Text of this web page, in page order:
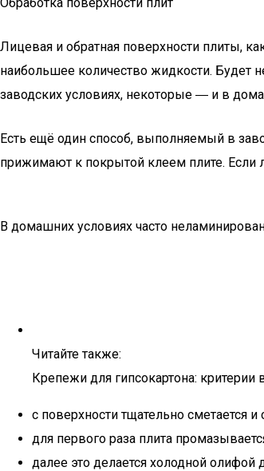
Лицевая и обратная поверхности плиты,
наибольшее количество жидкости. Будет
заводских условиях, некоторые ― и в
Есть ещё один способ, выполняемый в
прижимают к покрытой клеем плите.
В домашних условиях часто
Читайте также:
Крепежи для гипсокартона: критерии
с поверхности тщательно сметается и
для первого раза плита
далее это делается холодной